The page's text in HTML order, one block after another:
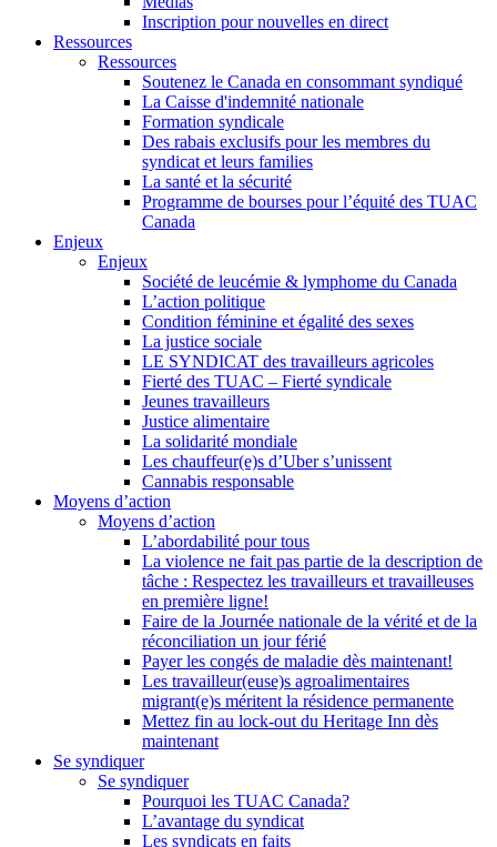
Inscription pour nouvelles en direct
Ressources
Ressources
Soutenez le Canada en consommant syndiqué
La Caisse d'indemnité nationale
Formation syndicale
Des rabais exclusifs pour les membres du
syndicat et leurs families
La santé et la sécurité
Programme de bourses pour l’équité des TUAC
Canada
Enjeux
Enjeux
Société de leucémie & lymphome du Canada
L’action politique
Condition féminine et égalité des sexes
La justice sociale
LE SYNDICAT des travailleurs agricoles
Fierté des TUAC – Fierté syndicale
Jeunes travailleurs
Justice alimentaire
La solidarité mondiale
Les chauffeur(e)s d’Uber s’unissent
Cannabis responsable
Moyens d’action
Moyens d’action
L’abordabilité pour tous
La violence ne fait pas partie de la description de
tâche : Respectez les travailleurs et travailleuses
en première ligne!
Faire de la Journée nationale de la vérité et de la
réconciliation un jour férié
Payer les congés de maladie dès maintenant!
Les travailleur(euse)s agroalimentaires
migrant(e)s méritent la résidence permanente
Mettez fin au lock-out du Heritage Inn dès
maintenant
Se syndiquer
Se syndiquer
Pourquoi les TUAC Canada?
L’avantage du syndicat
Les syndicats en faits